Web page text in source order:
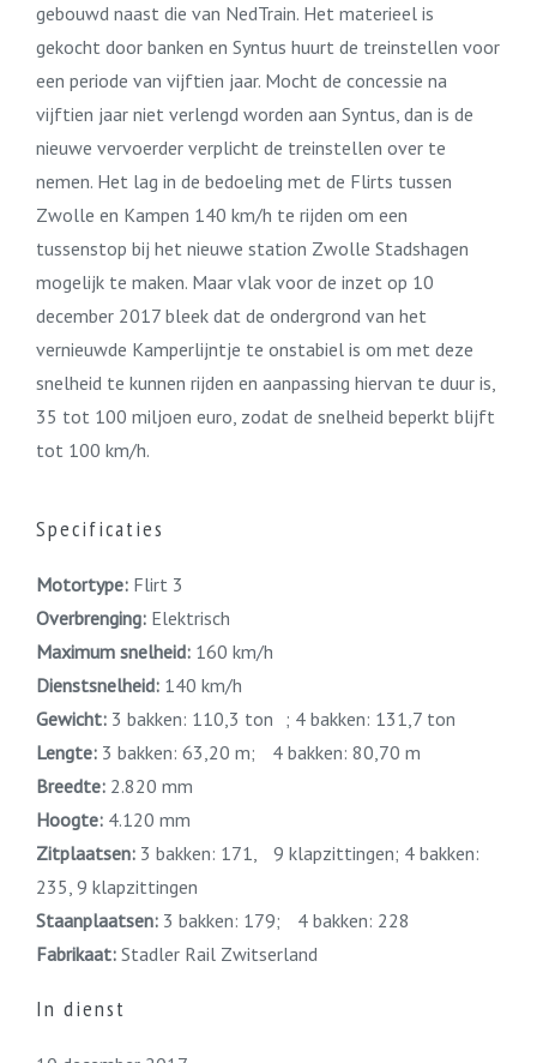
gebouwd naast die van NedTrain. Het materieel is
gekocht door banken en Syntus huurt de treinstellen voor
een periode van vijftien jaar. Mocht de concessie na
vijftien jaar niet verlengd worden aan Syntus, dan is de
nieuwe vervoerder verplicht de treinstellen over te
nemen. Het lag in de bedoeling met de Flirts tussen
Zwolle en Kampen 140 km/h te rijden om een
tussenstop bij het nieuwe station Zwolle Stadshagen
mogelijk te maken. Maar vlak voor de inzet op 10
december 2017 bleek dat de ondergrond van het
vernieuwde Kamperlijntje te onstabiel is om met deze
snelheid te kunnen rijden en aanpassing hiervan te duur is,
35 tot 100 miljoen euro, zodat de snelheid beperkt blijft
tot 100 km/h.
Specificaties
Motortype: Flirt 3
Overbrenging: Elektrisch
Maximum snelheid: 160 km/h
Dienstsnelheid: 140 km/h
Gewicht: 3 bakken: 110,3 ton ; 4 bakken: 131,7 ton
Lengte: 3 bakken: 63,20 m; 4 bakken: 80,70 m
Breedte: 2.820 mm
Hoogte: 4.120 mm
Zitplaatsen: 3 bakken: 171, 9 klapzittingen; 4 bakken:
235, 9 klapzittingen
Staanplaatsen: 3 bakken: 179; 4 bakken: 228
Fabrikaat: Stadler Rail Zwitserland
In dienst